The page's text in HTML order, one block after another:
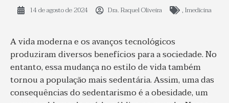
14 de agosto de 2024 Dra. Raquel Oliveira ,Imedicina
A vida moderna e os avanços tecnológicos
produziram diversos benefícios para a sociedade. No
entanto, essa mudança no estilo de vida também
tornou a população mais sedentária. Assim, uma das
consequências do sedentarismo é a obesidade, um